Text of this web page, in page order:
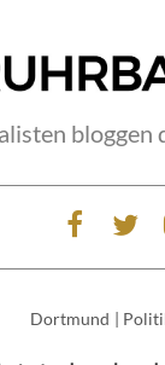
bloggen
Dortmund |